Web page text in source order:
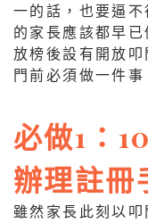
一的話，也要逼
的家長應該都早
放榜後設有開放
門前必須做一件
必做1：
辦理註冊
雖然家長此刻以